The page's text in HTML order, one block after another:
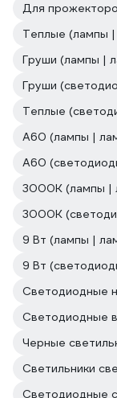
Для
Теплые (лампы |
Груши (лампы |
Груши
Теплые
A60 (лампы |
A60
3000К (лампы |
3000К
9 Вт (лампы |
9 Вт
Светодиодные
Светодиодные
Черные
Светильники